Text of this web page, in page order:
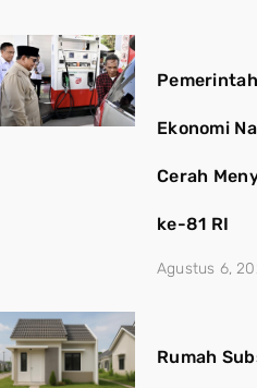
Ekonomi
Cerah
ke-81 RI
Agustus 6,
Rumah